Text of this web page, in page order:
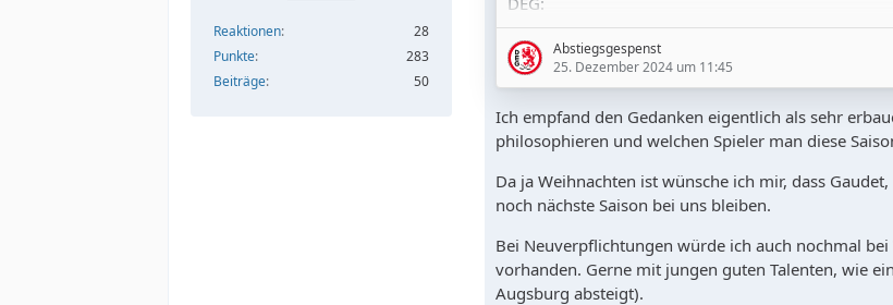
Reaktionen
28
Punkte
283
Beiträge
50
Es gibt Geld (Viel und Gutes, da angenehmer
Hauptsponsor)
Dementsprechend kann sich der Sportdirektor
austoben und beweisen (NM würde sich tatsächlich
mal freuen Geld wie in *öln ausgeben zu dürfen)
Pläne liegen in den Schubläden die sicher nicht
verkehrt sind und bei anständiger Ausführung
mittelfristig ausgesprochene Ziele realistisch
erscheinen lassen.
Abstiegsgespenst
25. Dezember 2024 um 11:45
Ich empfand den Gedanken eigentlich als sehr
philosophieren und welchen Spieler man diese
Da ja Weihnachten ist wünsche ich mir, dass
noch nächste Saison bei uns bleiben.
Bei Neuverpflichtungen würde ich auch nochmal
vorhanden. Gerne mit jungen guten Talenten, wie
Augsburg absteigt).